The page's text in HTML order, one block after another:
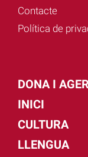
Contacte
Política de
DONA I
INICI
CULTURA
LLENGUA